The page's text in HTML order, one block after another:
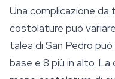
Una complicazione da
costolature può
talea di San Pedro
base e 8 più in alto.